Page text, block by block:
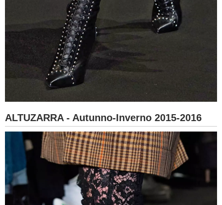
ALTUZARRA - Autunno-Inverno 2015-2016